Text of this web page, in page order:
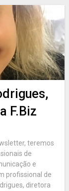
F.Biz
teremos
de
e
profissional de
diretora